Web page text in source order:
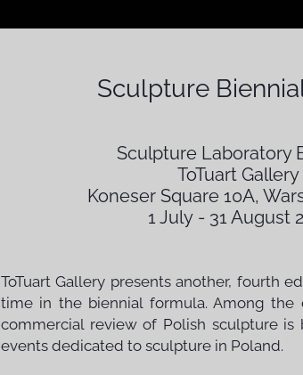
Sculpture
Sculpture Laboratory
ToTuart Gallery
Koneser Square 10A,
1 July - 31 August
ToTuart Gallery presents another, fourth
time in the biennial formula. Among
commercial review of Polish sculpture
events dedicated to sculpture in Poland.